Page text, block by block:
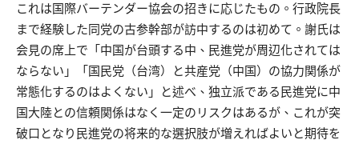
これは国際バーテンダー協会の招きに応じたもの。行政院長
まで経験した同党の古参幹部が訪中するのは初めて。謝氏は
会見の席上で「中国が台頭する中、民進党が周辺化されては
ならない」「国民党（台湾）と共産党（中国）の協力関係が
常態化するのはよくない」と述べ、独立派である民進党に中
国大陸との信頼関係はなく一定のリスクはあるが、これが突
破口となり民進党の将来的な選択肢が増えればよいと期待を